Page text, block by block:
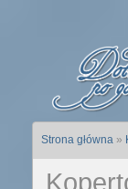
Strona główna»